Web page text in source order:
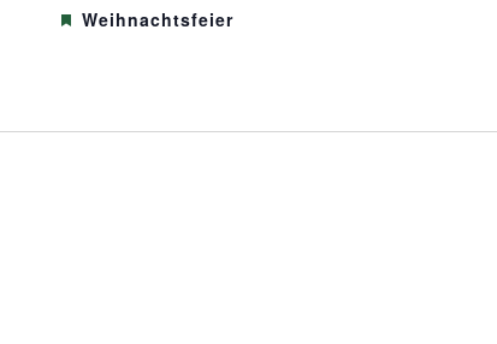
Empfohlen
Weihnachtsfeier